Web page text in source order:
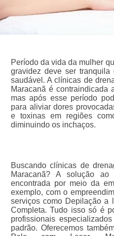
Período da vida da mulher
gravidez deve ser
saudável. A clínicas de
Maracanã é contraindicada
mas após esse período
para aliviar dores
e toxinas em regiões
diminuindo os inchaços.
Buscando clínicas de
Maracanã? A solução
encontrada por meio da
exemplo, com o
serviços como Depilação a
Completa. Tudo isso só é
profissionais
padrão. Oferecemos